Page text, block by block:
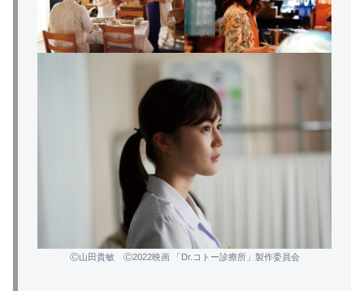
Ⓒ山田貴敏 Ⓒ2022映画 「Dr.コトー診療所」製作委員会